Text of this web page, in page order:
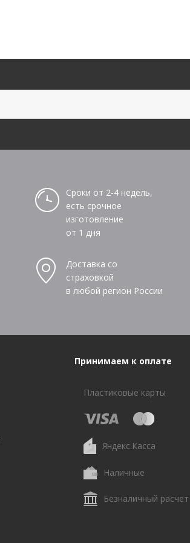
Сроки от 2-4 недель,
есть срочное
изготовление
от 1 дня
Доставка со
страховкой
в любой регион России
Принимаем к оплате
Пластиковые карты
Яндекс.Касса
Наличные
Безналичный расчет